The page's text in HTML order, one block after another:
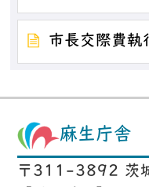
市長交際費執
麻生庁舎
〒311-3892 茨